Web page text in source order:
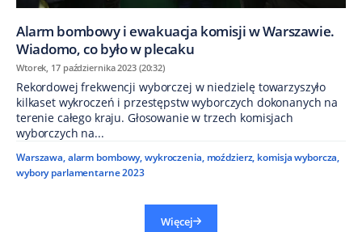
Alarm bombowy i ewakuacja komisji w Warszawie.
Wiadomo, co było w plecaku
Wtorek, 17 października 2023 (20:32)
Rekordowej frekwencji wyborczej w niedzielę towarzyszyło
kilkaset wykroczeń i przestępstw wyborczych dokonanych na
terenie całego kraju. Głosowanie w trzech komisjach
wyborczych na...
Warszawa,alarm bombowy,wykroczenia, moździerz, komisja wyborcza,
wybory parlamentarne 2023
Więcej